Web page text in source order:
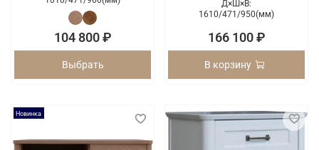
104 800 ₽
Выбрать
Д×Ш×В:
1610/471/950(мм)
166 100 ₽
В корзину
Новинка